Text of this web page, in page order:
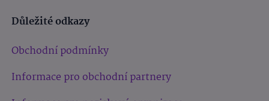
Důležité odkazy
Obchodní podmínky
Informace pro obchodní partnery